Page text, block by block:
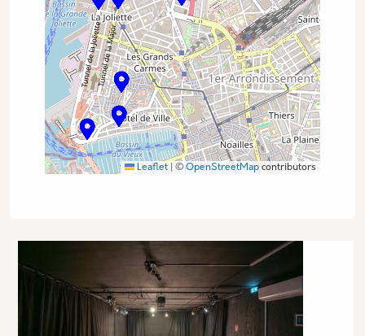
Leaflet ©OpenStreetMapcontributors